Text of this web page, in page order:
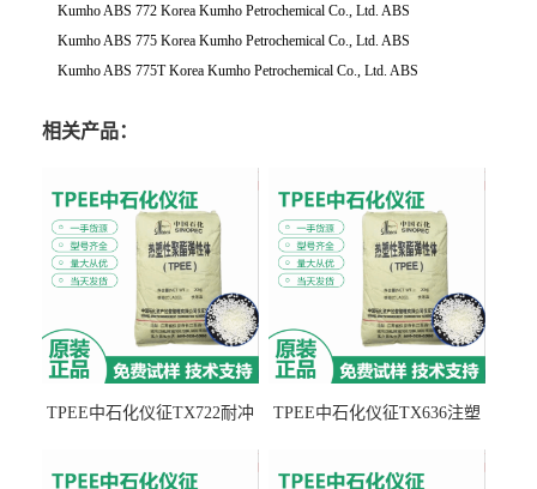
Kumho ABS 772 Korea Kumho Petrochemical Co., Ltd. ABS
Kumho ABS 775 Korea Kumho Petrochemical Co., Ltd. ABS
Kumho ABS 775T Korea Kumho Petrochemical Co., Ltd. ABS
相关产品：
TPEE中石化仪征TX722耐冲
TPEE中石化仪征TX636注塑